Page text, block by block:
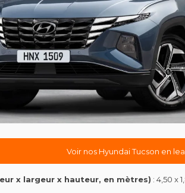
Voir nos Hyundai Tucson en
x largeur x hauteur, en mètres) : 4,50 x